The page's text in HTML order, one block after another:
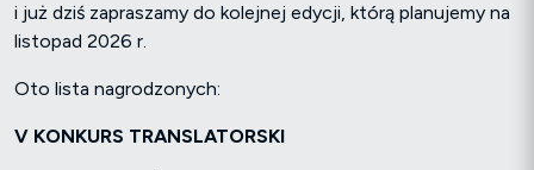
i już dziś zapraszamy do kolejnej edycji, którą planujemy na
listopad 2026 r.
Oto lista nagrodzonych:
V KONKURS TRANSLATORSKI